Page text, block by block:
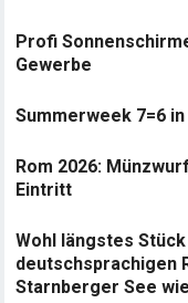
Profi
Gewerbe
Summerweek 7=6
Rom 2026:
Eintritt
Wohl längstes
deutschsprachigen
Starnberger See